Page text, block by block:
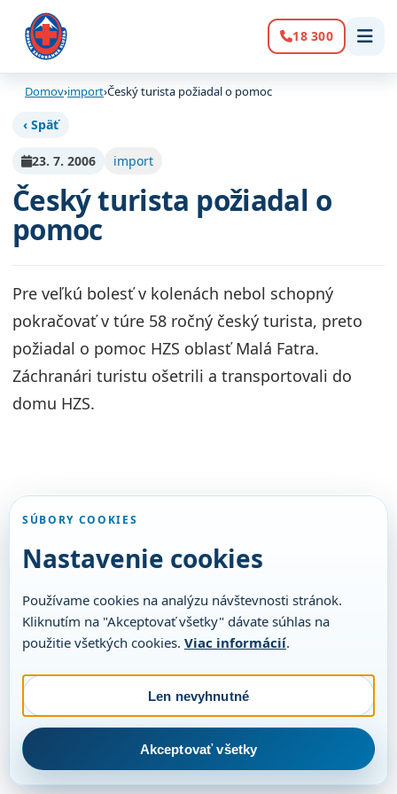
Volanie:
18 300
Domov›import›Český turista požiadal o pomoc
‹ Späť
23. 7. 2006 import
Český turista požiadal o
pomoc
Pre veľkú bolesť v kolenách nebol schopný
pokračovať v túre 58 ročný český turista, preto
požiadal o pomoc HZS oblasť Malá Fatra.
Záchranári turistu ošetrili a transportovali do
domu HZS.
SÚBORY COOKIES
Nastavenie cookies
Používame cookies na analýzu návštevnosti stránok.
Kliknutím na "Akceptovať všetky" dávate súhlas na
použitie všetkých cookies. Viac informácií.
Len nevyhnutné
Akceptovať všetky